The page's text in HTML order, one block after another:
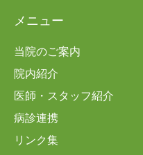
メニュー
当院のご案内
院内紹介
医師・スタッフ紹介
病診連携
リンク集